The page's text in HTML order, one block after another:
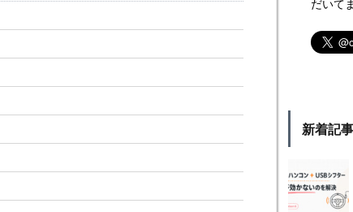
だいて
新着記事